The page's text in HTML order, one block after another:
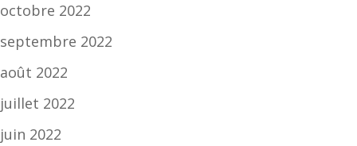
octobre 2022
septembre 2022
août 2022
juillet 2022
juin 2022